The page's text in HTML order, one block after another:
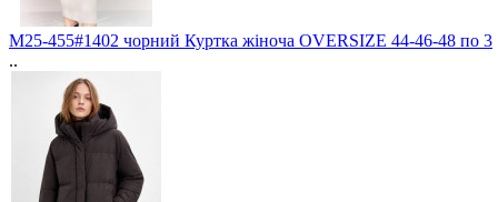
M25-455#1402 чорний Куртка жіноча OVERSIZE 44-46-48 по 3
..